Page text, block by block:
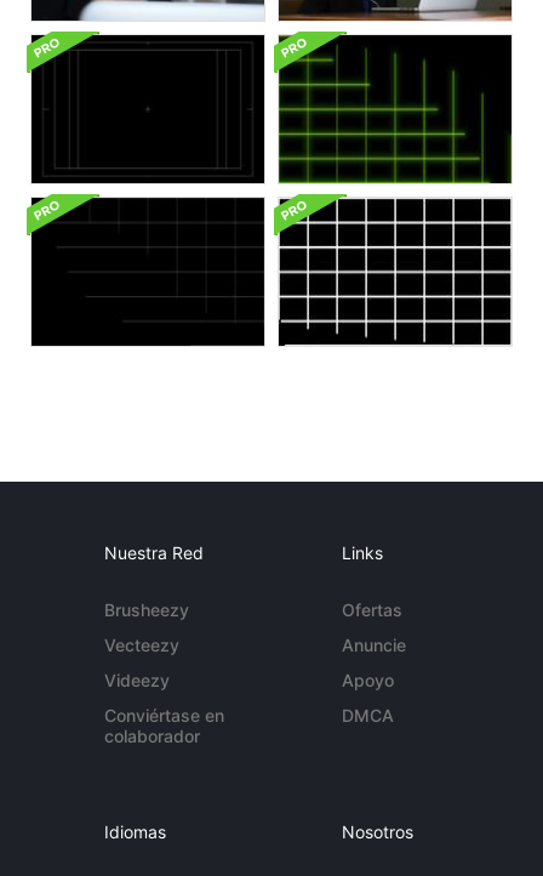
Nuestra Red
Brusheezy
Vecteezy
Videezy
Conviértase en
colaborador
Links
Ofertas
Anuncie
Apoyo
DMCA
Idiomas Nosotros